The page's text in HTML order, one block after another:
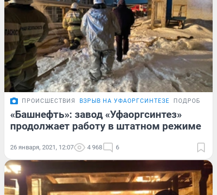
ПРОИСШЕСТВИЯ ВЗРЫВ НА УФАОРГСИНТЕЗЕ
«Башнефть»: завод «Уфаоргсинтез»
продолжает работу в штатном режиме
26 января, 2021, 12:07 4 968 6